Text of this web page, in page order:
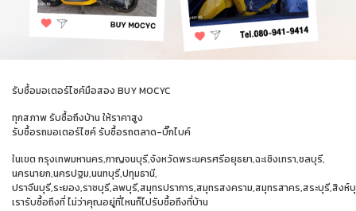
รับซื้อมอเตอร์ไซค์มือสอง BUY MOCYC
ทุกสภาพ รับซื้อถึงบ้าน ให้ราคาสูง
รับซื้อรถมอเตอร์ไซค์ รับซื้อรถตลาด-บิ๊กไบค์
ในเขต กรุงเทพมหานคร,กาญจนบุรี,จังหวัดพระนครศรีอยุธยา,ฉะเชิงเทรา,ชลบุรี,
นครนายก,นครปฐม,นนทบุรี,ปทุมธานี,
ปราจีนบุรี,ระยอง,ราชบุรี,ลพบุรี,สมุทรปราการ,สมุทรสงคราม,สมุทรสาคร,สระบุรี,สิง
เรารับซื้อถึงที่ ไม่ว่าคุณอยู่ที่ไหนก็ไปรับซื้อถึงที่บ้าน